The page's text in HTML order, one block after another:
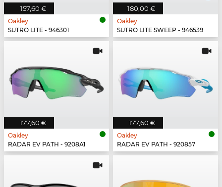
157,60 €
Oakley
SUTRO LITE - 946301
180,00 €
Oakley
SUTRO LITE SWEEP - 946539
177,60 €
Oakley
RADAR EV PATH - 9208A1
177,60 €
Oakley
RADAR EV PATH - 920857